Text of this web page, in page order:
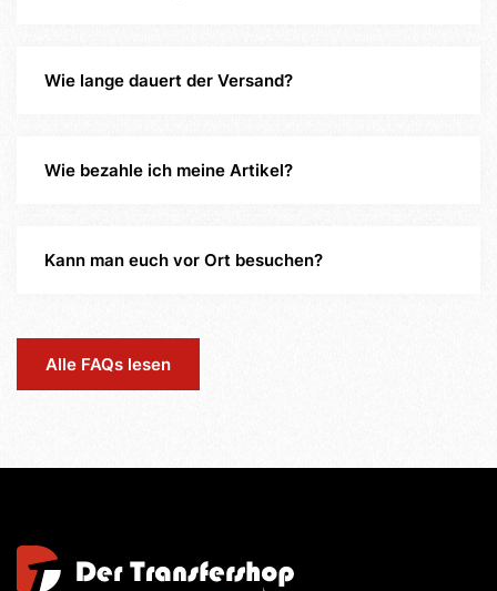
Wie lange dauert der Versand?
Wie bezahle ich meine Artikel?
Kann man euch vor Ort besuchen?
Alle FAQs lesen